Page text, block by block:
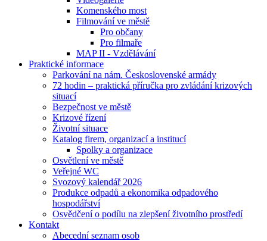
Komenského most
Filmování ve městě
Pro občany
Pro filmaře
MAP II - Vzdělávání
Praktické informace
Parkování na nám. Československé armády
72 hodin – praktická příručka pro zvládání krizových
situací
Bezpečnost ve městě
Krizové řízení
Životní situace
Katalog firem, organizací a institucí
Spolky a organizace
Osvětlení ve městě
Veřejné WC
Svozový kalendář 2026
Produkce odpadů a ekonomika odpadového
hospodářství
Osvědčení o podílu na zlepšení životního prostředí
Kontakt
Abecední seznam osob